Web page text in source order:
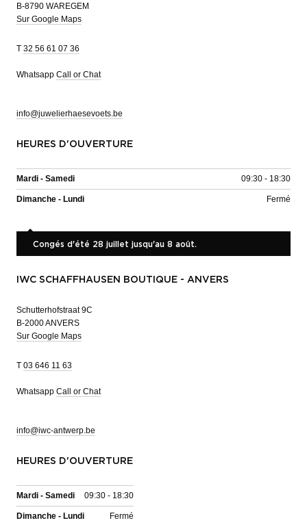
B-8790 WAREGEM
Sur Google Maps
T 32 56 61 07 36
Whatsapp Call or Chat
info@juwelierhaesevoets.be
HEURES D'OUVERTURE
Mardi - Samedi 09:30 - 18:30
Dimanche - Lundi Fermé
Congés d'été 28 juillet jusqu'au 8 août.
IWC SCHAFFHAUSEN BOUTIQUE - ANVERS
Schutterhofstraat 9C
B-2000 ANVERS
Sur Google Maps
T 03 646 11 63
Whatsapp Call or Chat
info@iwc-antwerp.be
HEURES D'OUVERTURE
Mardi - Samedi 09:30 - 18:30
Dimanche - Lundi Fermé